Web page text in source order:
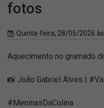
fotos
Quinta-feira, 28/05/2026
Aquecimento no gramado
📸 João Gabriel Alves |
#MeninasDaColina